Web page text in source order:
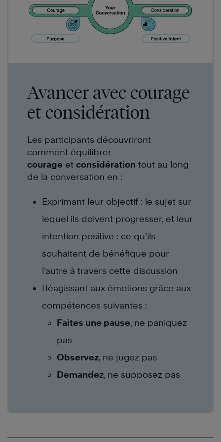
Avancer avec courage
et considération
Les participants découvriront
comment équilibrer
courage et considération tout au long
de la conversation en :
Exprimant leur objectif : le sujet sur
lequel ils doivent progresser, et leur
intention positive : ce qu’ils
souhaitent de bénéfique pour
l’autre à travers cette discussion
Réagissant aux émotions grâce aux
compétences suivantes :
Faites une pause, ne paniquez
pas
Observez, ne jugez pas
Demandez, ne supposez pas